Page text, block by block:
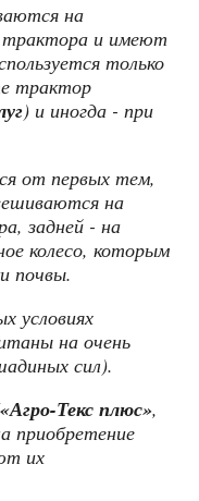
на
трактора и имеют
только
трактор
) и иногда - при
от первых тем,
на
задней - на
колесо, которым
почвы.
условиях
на очень
сил).
Текс плюс»,
приобретение
их